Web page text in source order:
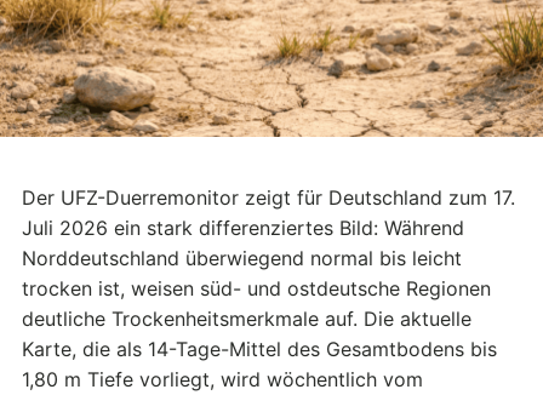
Der UFZ-Duerremonitor zeigt für Deutschland zum 17.
Juli 2026 ein stark differenziertes Bild: Während
Norddeutschland überwiegend normal bis leicht
trocken ist, weisen süd- und ostdeutsche Regionen
deutliche Trockenheitsmerkmale auf. Die aktuelle
Karte, die als 14-Tage-Mittel des Gesamtbodens bis
1,80 m Tiefe vorliegt, wird wöchentlich vom